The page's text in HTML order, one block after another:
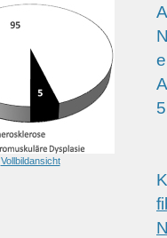
Vollbildansicht